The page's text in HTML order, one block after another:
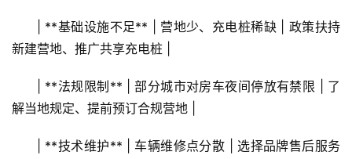
| **基础设施不足** | 营地少、充电桩稀缺 | 政策扶持
新建营地、推广共享充电桩 |
| **法规限制** | 部分城市对房车夜间停放有禁限 | 了
解当地规定、提前预订合规营地 |
| **技术维护** | 车辆维修点分散 | 选择品牌售后服务